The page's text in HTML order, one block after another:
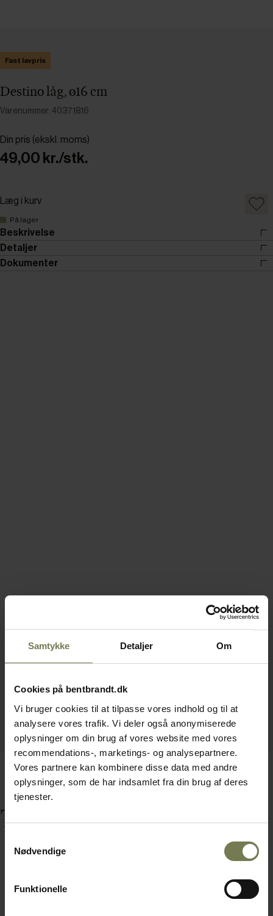
Samtykke Detaljer Om
Cookies på bentbrandt.dk
Vi bruger cookies til at tilpasse vores indhold og til at
analysere vores trafik. Vi deler også anonymiserede
oplysninger om din brug af vores website med vores
recommendations-, marketings- og analysepartnere.
Vores partnere kan kombinere disse data med andre
oplysninger, som de har indsamlet fra din brug af deres
tjenester.
Nødvendige
Funktionelle
Fast lavpris
Destino låg, ø16 cm
Varenummer: 40371816
Din pris (ekskl. moms)
49,00 kr./stk.
Læg i kurv
På lager
Beskrivelse
Detaljer
Dokumenter
Tilbehør
Fast lavpris